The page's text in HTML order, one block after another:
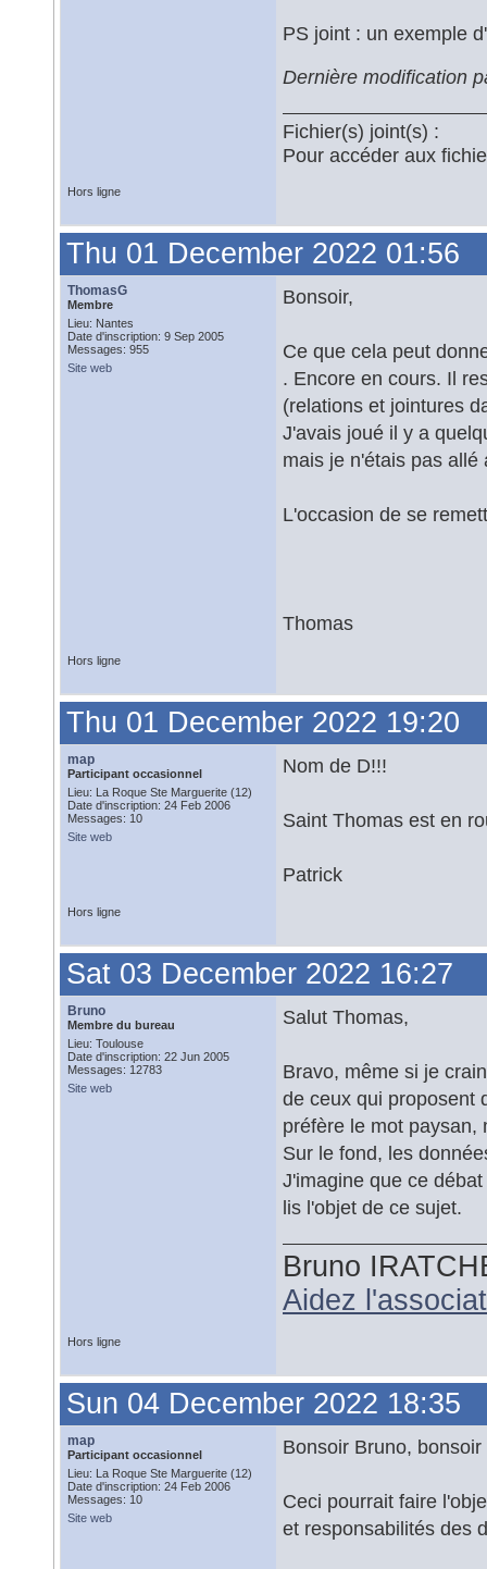
PS joint : un exemple
Dernière modification
Fichier(s) joint(s) :
Pour accéder aux
Hors ligne
Thu 01 December 2022 01:56
ThomasG
Membre
Lieu: Nantes
Date d'inscription: 9 Sep 2005
Messages: 955
Site web
Bonsoir,
Ce que cela peut
. Encore en cours. Il
(relations et jointures
J'avais joué il y a
mais je n'étais pas allé
L'occasion de se
Thomas
Hors ligne
Thu 01 December 2022 19:20
map
Participant occasionnel
Lieu: La Roque Ste Marguerite (12)
Date d'inscription: 24 Feb 2006
Messages: 10
Site web
Nom de D!!!
Saint Thomas est en
Patrick
Hors ligne
Sat 03 December 2022 16:27
Bruno
Membre du bureau
Lieu: Toulouse
Date d'inscription: 22 Jun 2005
Messages: 12783
Site web
Salut Thomas,
Bravo, même si je
de ceux qui proposent
préfère le mot paysan,
Sur le fond, les
J'imagine que ce
lis l'objet de ce sujet.
Bruno
Aidez
Hors ligne
Sun 04 December 2022 18:35
map
Participant occasionnel
Lieu: La Roque Ste Marguerite (12)
Date d'inscription: 24 Feb 2006
Messages: 10
Site web
Bonsoir Bruno, bonsoir
Ceci pourrait faire
et responsabilités des